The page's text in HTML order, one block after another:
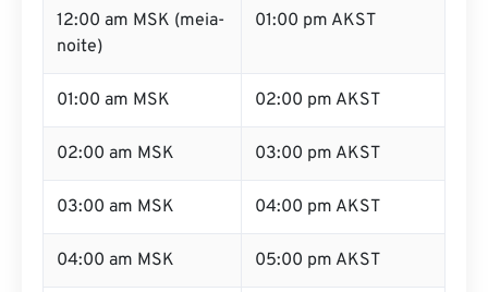
12:00 am MSK (meia-
noite)
01:00 pm AKST
01:00 am MSK 02:00 pm AKST
02:00 am MSK 03:00 pm AKST
03:00 am MSK 04:00 pm AKST
04:00 am MSK 05:00 pm AKST